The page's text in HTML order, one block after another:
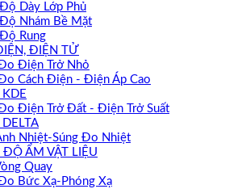
Dày Lớp Phủ
Nhám Bề Mặt
Rung
ĐIỆN TỬ
Điện Trở Nhỏ
Cách Điện - Điện Áp Cao
KDE
Đo Điện Trở Đất - Điện Trở Suất
Nhiệt-Súng Đo Nhiệt
ẨM VẬT LIỆU
Quay
Bức Xạ-Phóng Xạ